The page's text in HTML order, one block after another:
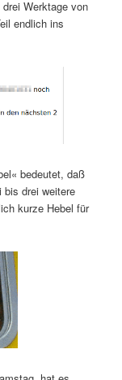
Werktage von
endlich ins
bedeutet, daß
bis drei weitere
kurze Hebel für